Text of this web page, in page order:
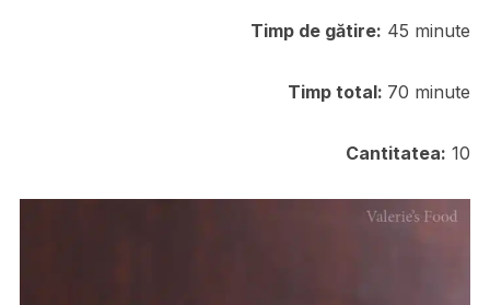
Timp de gătire: 45 minute
Timp total: 70 minute
Cantitatea: 10